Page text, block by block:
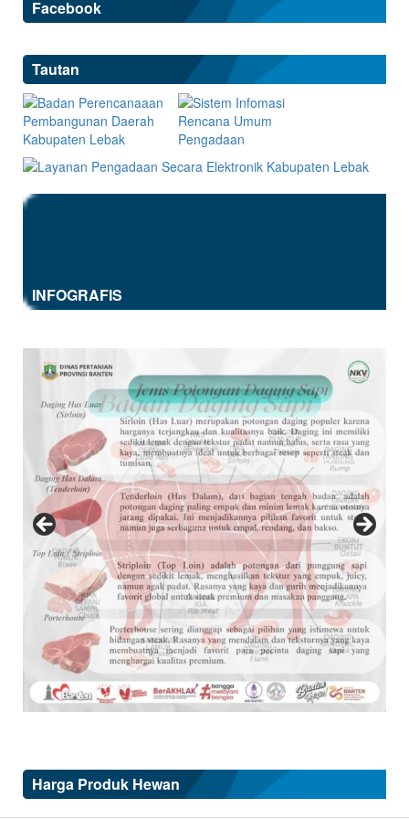
Facebook
Tautan
INFOGRAFIS
Harga Produk Hewan